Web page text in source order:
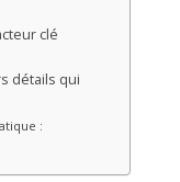
clé
détails qui
: